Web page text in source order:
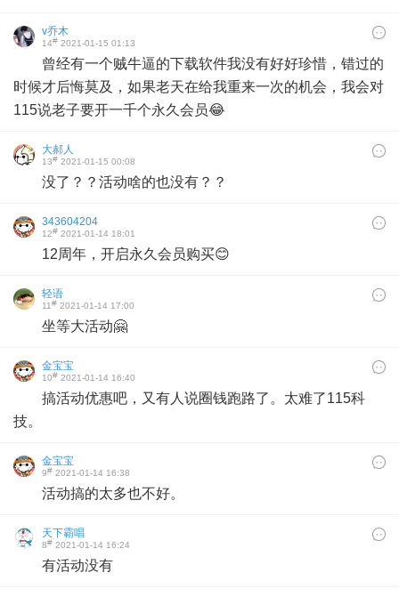
v乔木
14# 2021-01-15 01:13
曾经有一个贼牛逼的下载软件我没有好好珍惜，错过的
时候才后悔莫及，如果老天在给我重来一次的机会，我会对
115说老子要开一千个永久会员😂
大郝人
13# 2021-01-15 00:08
没了？？活动啥的也没有？？
343604204
12# 2021-01-14 18:01
12周年，开启永久会员购买😊
轻语
11# 2021-01-14 17:00
坐等大活动🤗
金宝宝
10# 2021-01-14 16:40
搞活动优惠吧，又有人说圈钱跑路了。太难了115科
技。
金宝宝
9# 2021-01-14 16:38
活动搞的太多也不好。
天下霸唱
8# 2021-01-14 16:24
有活动没有